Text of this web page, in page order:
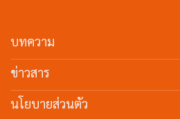
บทความ
ข่าวสาร
นโยบายส่วนตัว